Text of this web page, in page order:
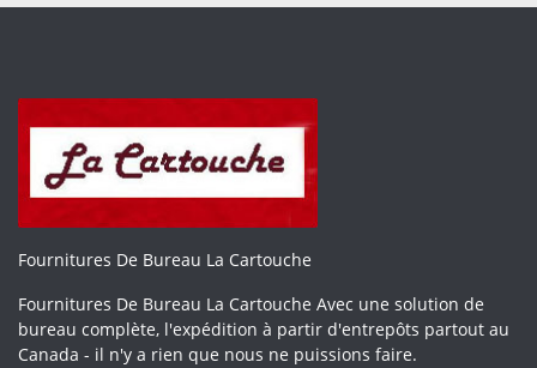
Fournitures De Bureau La Cartouche
Fournitures De Bureau La Cartouche Avec une solution de
bureau complète, l'expédition à partir d'entrepôts partout au
Canada - il n'y a rien que nous ne puissions faire.